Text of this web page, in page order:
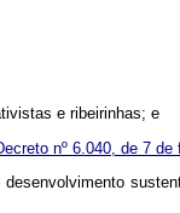
e ribeirinhas; e
nº 6.040, de 7 de